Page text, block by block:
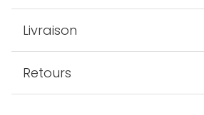
Livraison
Retours